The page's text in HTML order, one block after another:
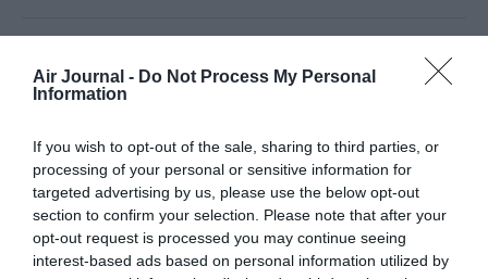
Air Journal - Do Not Process My Personal
Information
If you wish to opt-out of the sale, sharing to third parties, or
processing of your personal or sensitive information for
targeted advertising by us, please use the below opt-out
section to confirm your selection. Please note that after your
opt-out request is processed you may continue seeing
interest-based ads based on personal information utilized by
LAISSER UN COMMENTAIRE
FAIRE UN DON